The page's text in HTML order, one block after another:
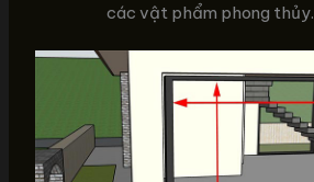
các vật phẩm phong thủy.